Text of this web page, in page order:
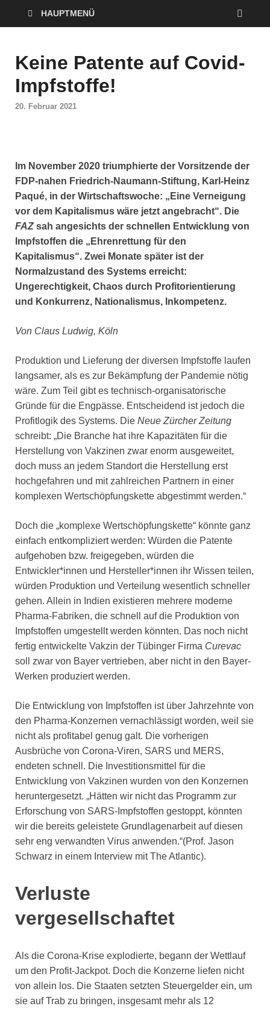
HAUPTMENÜ
Keine Patente auf Covid-
Impfstoffe!
20. Februar 2021
Im November 2020 triumphierte der Vorsitzende der
FDP-nahen Friedrich-Naumann-Stiftung, Karl-Heinz
Paqué, in der Wirtschaftswoche: „Eine Verneigung
vor dem Kapitalismus wäre jetzt angebracht“. Die
FAZsah angesichts der schnellen Entwicklung von
Impfstoffen die „Ehrenrettung für den
Kapitalismus“. Zwei Monate später ist der
Normalzustand des Systems erreicht:
Ungerechtigkeit, Chaos durch Profitorientierung
und Konkurrenz, Nationalismus, Inkompetenz.
Von Claus Ludwig, Köln
Produktion und Lieferung der diversen Impfstoffe laufen
langsamer, als es zur Bekämpfung der Pandemie nötig
wäre. Zum Teil gibt es technisch-organisatorische
Gründe für die Engpässe. Entscheidend ist jedoch die
Profitlogik des Systems. Die Neue Zürcher Zeitung
schreibt: „Die Branche hat ihre Kapazitäten für die
Herstellung von Vakzinen zwar enorm ausgeweitet,
doch muss an jedem Standort die Herstellung erst
hochgefahren und mit zahlreichen Partnern in einer
komplexen Wertschöpfungskette abgestimmt werden.“
Doch die „komplexe Wertschöpfungskette“ könnte ganz
einfach entkompliziert werden: Würden die Patente
aufgehoben bzw. freigegeben, würden die
Entwickler*innen und Hersteller*innen ihr Wissen teilen,
würden Produktion und Verteilung wesentlich schneller
gehen. Allein in Indien existieren mehrere moderne
Pharma-Fabriken, die schnell auf die Produktion von
Impfstoffen umgestellt werden könnten. Das noch nicht
fertig entwickelte Vakzin der Tübinger Firma Curevac
soll zwar von Bayer vertrieben, aber nicht in den Bayer-
Werken produziert werden.
Die Entwicklung von Impfstoffen ist über Jahrzehnte von
den Pharma-Konzernen vernachlässigt worden, weil sie
nicht als profitabel genug galt. Die vorherigen
Ausbrüche von Corona-Viren, SARS und MERS,
endeten schnell. Die Investitionsmittel für die
Entwicklung von Vakzinen wurden von den Konzernen
heruntergesetzt. „Hätten wir nicht das Programm zur
Erforschung von SARS-Impfstoffen gestoppt, könnten
wir die bereits geleistete Grundlagenarbeit auf diesen
sehr eng verwandten Virus anwenden.“(Prof. Jason
Schwarz in einem Interview mit The Atlantic).
Verluste
vergesellschaftet
Als die Corona-Krise explodierte, begann der Wettlauf
um den Profit-Jackpot. Doch die Konzerne liefen nicht
von allein los. Die Staaten setzten Steuergelder ein, um
sie auf Trab zu bringen, insgesamt mehr als 12